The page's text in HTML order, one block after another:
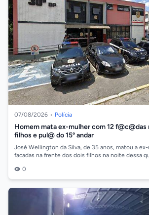
07/08/2026 • Polícia
Homem mata ex-mulher com 12 f@c@das
filhos e pul@ do 15º andar
José Wellington da Silva, de 35 anos, matou a
facadas na frente dos dois filhos na noite dessa
0